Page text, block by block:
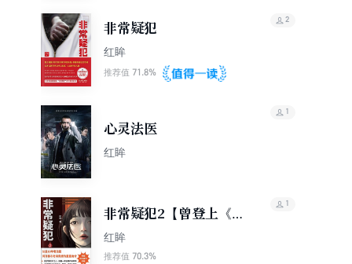
非常疑犯
红眸
推荐值 71.8%
2
心灵法医
红眸
1
非常疑犯2【曾登上《时
代周刊》的中国法医亲
历事件改编】
红眸
推荐值 70.3%
1